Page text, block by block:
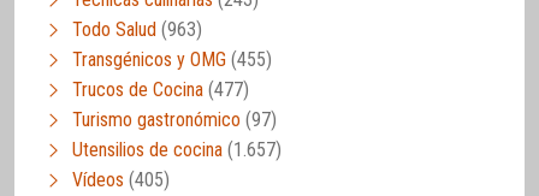
Todo Salud (963)
Transgénicos y OMG (455)
Trucos de Cocina (477)
Turismo gastronómico (97)
Utensilios de cocina (1.657)
Vídeos (405)